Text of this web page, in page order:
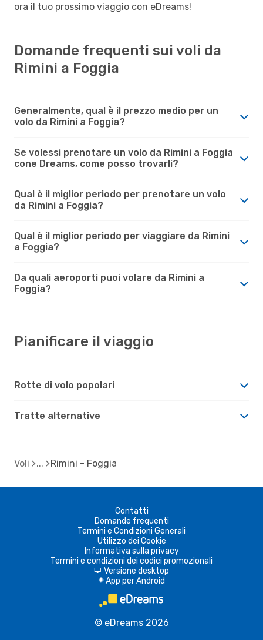
ora il tuo prossimo viaggio con eDreams!
Domande frequenti sui voli da
Rimini a Foggia
Generalmente, qual è il prezzo medio per un
volo da Rimini a Foggia?
Se volessi prenotare un volo da Rimini a Foggia
cone Dreams, come posso trovarli?
Qual è il miglior periodo per prenotare un volo
da Rimini a Foggia?
Qual è il miglior periodo per viaggiare da Rimini
a Foggia?
Da quali aeroporti puoi volare da Rimini a
Foggia?
Pianificare il viaggio
Rotte di volo popolari
Tratte alternative
Voli Rimini - Foggia
Contatti
Domande frequenti
Termini e Condizioni Generali
Utilizzo dei Cookie
Informativa sulla privacy
Termini e condizioni dei codici promozionali
d Versione desktop
A App per Android
© eDreams 2026